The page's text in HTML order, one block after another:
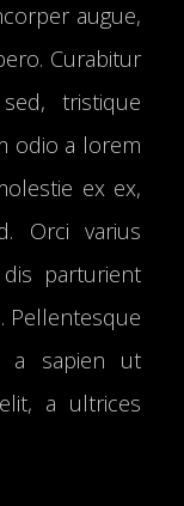
augue,
Curabitur
tristique
odio a lorem
ex ex,
Orci varius
parturient
Pellentesque
a sapien ut
a ultrices